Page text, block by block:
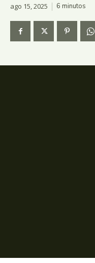
ago 15, 2025 6 minutos